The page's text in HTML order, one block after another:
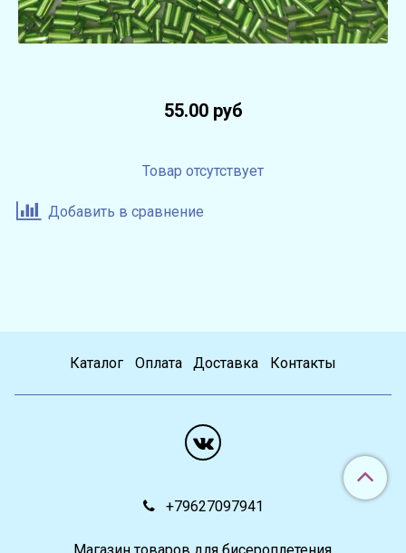
55.00 руб
Товар отсутствует
Добавить в сравнение
Каталог Оплата Доставка Контакты
+79627097941